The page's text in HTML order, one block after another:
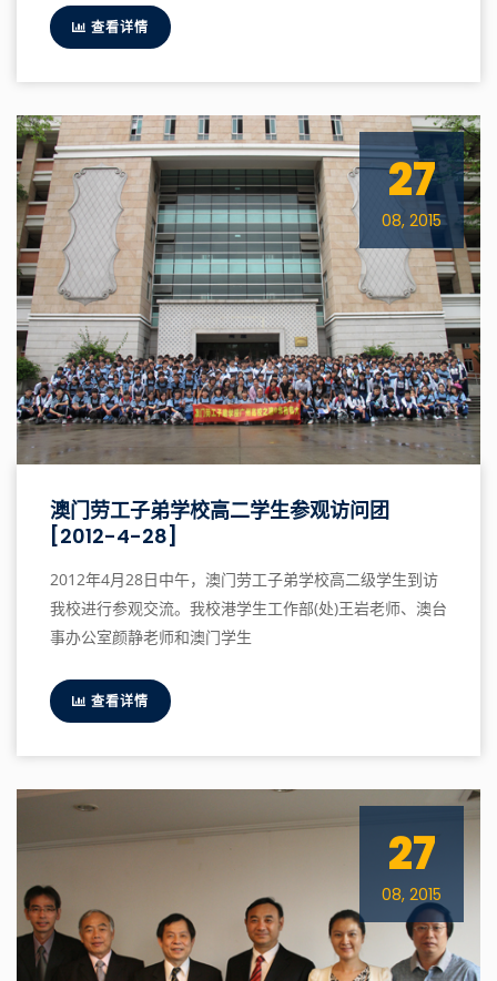
查看详情
27
08, 2015
澳门劳工子弟学校高二学生参观访问团
[2012-4-28]
2012年4月28日中午，澳门劳工子弟学校高二级学生到访
我校进行参观交流。我校港学生工作部(处)王岩老师、澳台
事办公室颜静老师和澳门学生
查看详情
27
08, 2015